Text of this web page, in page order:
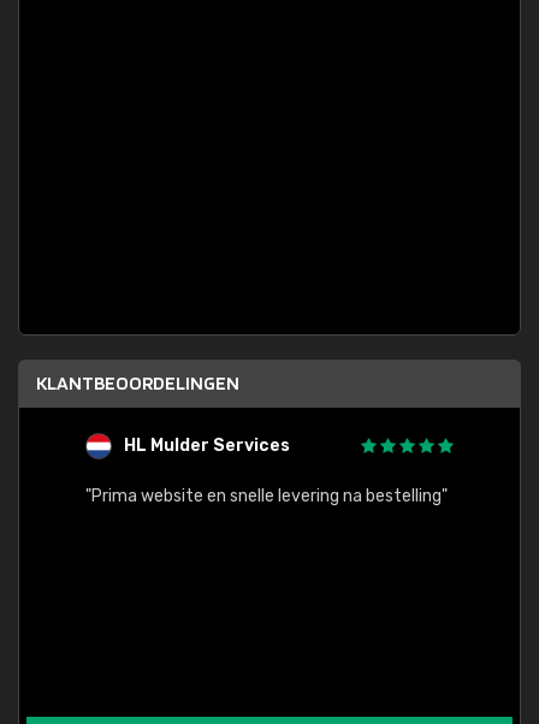
KLANTBEOORDELINGEN
HL Mulder Services
"Prima website en snelle levering na bestelling"